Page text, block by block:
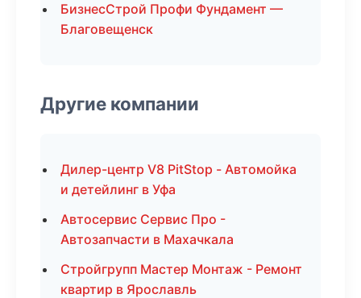
БизнесСтрой Профи Фундамент —
Благовещенск
Другие компании
Дилер-центр V8 PitStop - Автомойка
и детейлинг в Уфа
Автосервис Сервис Про -
Автозапчасти в Махачкала
Стройгрупп Мастер Монтаж - Ремонт
квартир в Ярославль